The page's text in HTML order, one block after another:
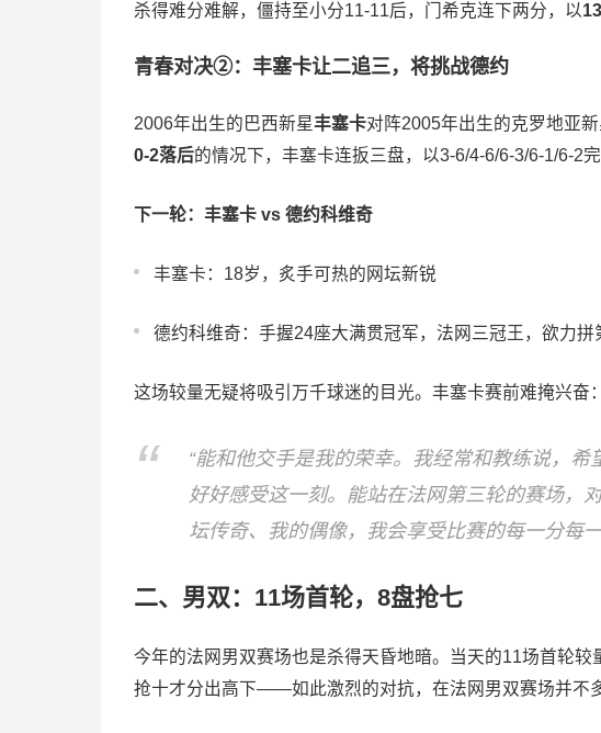
杀得难分难解，僵持至小分11-11后，门希克连下两分，以
青春对决②：丰塞卡让二追三，将挑战德约
2006年出生的巴西新星丰塞卡对阵2005年出生的克罗地亚
0-2落后的情况下，丰塞卡连扳三盘，以3-6/4-6/6-3/6-1/6-2
下一轮：丰塞卡 vs 德约科维奇
丰塞卡：18岁，炙手可热的网坛新锐
德约科维奇：手握24座大满贯冠军，法网三冠王，欲力拼
这场较量无疑将吸引万千球迷的目光。丰塞卡赛前难掩兴奋：
“能和他交手是我的荣幸。我经常和教练说，
好好感受这一刻。能站在法网第三轮的赛场，
坛传奇、我的偶像，我会享受比赛的每一分每
二、男双：11场首轮，8盘抢七
今年的法网男双赛场也是杀得天昏地暗。当天的11场首轮较
抢十才分出高下——如此激烈的对抗，在法网男双赛场并不